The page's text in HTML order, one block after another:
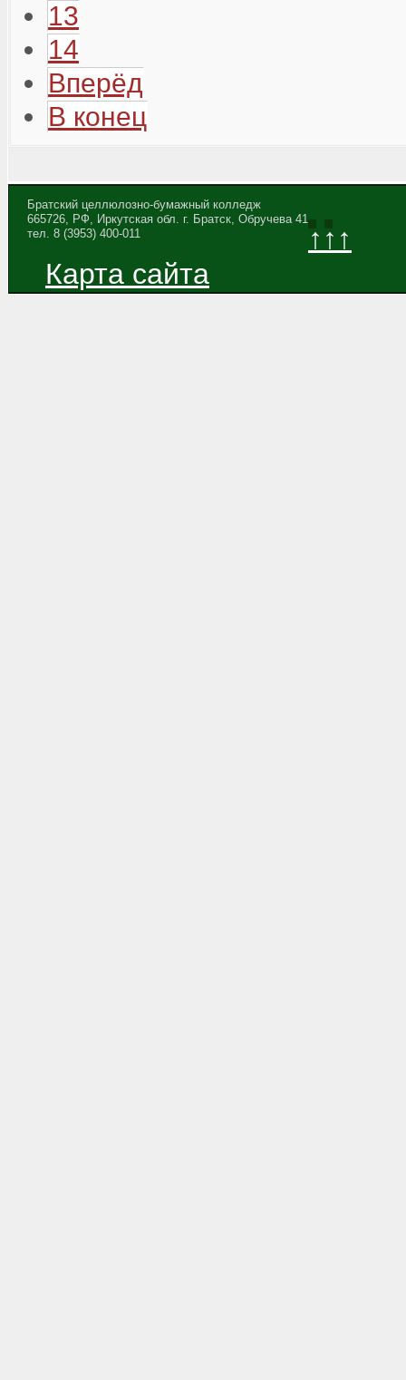
13
14
Вперёд
В конец
Братский целлюлозно-бумажный колледж
665726, РФ, Иркутская обл. г. Братск, Обручева 41
тел. 8 (3953) 400-011
↑↑↑
Карта сайта